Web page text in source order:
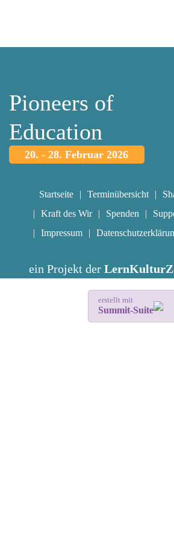
Pioneers of
Education
20. - 28. Februar 2026
Startseite Terminübersicht
Kraft des Wir
Spenden
Impressum
ein Projekt der
erstellt mit
Summit-Suite